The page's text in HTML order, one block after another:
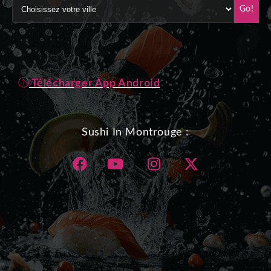
Go!
Télécharger App Android
Sushi In Montrouge :